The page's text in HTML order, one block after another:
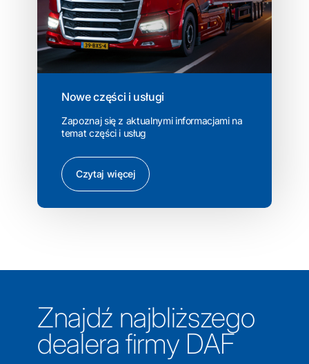
Nowe części i usługi
Zapoznaj się z aktualnymi informacjami na
temat części i usług
Czytaj więcej
Znajdź najbliższego
dealera firmy DAF